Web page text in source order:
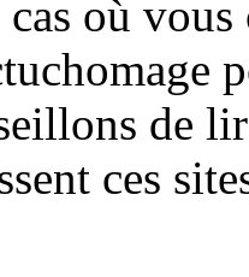
cas où
de
ces